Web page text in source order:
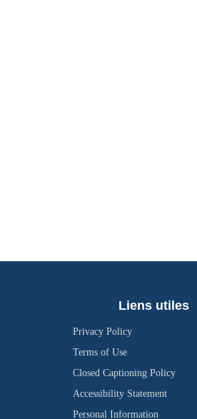
Liens utiles
Privacy Policy
Terms of Use
Closed Captioning Policy
Accessibility Statement
Personal Information